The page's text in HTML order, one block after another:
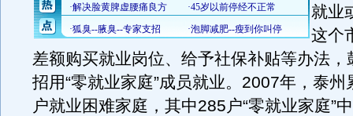
就业
这个
差额购买就业岗位、给予社保补贴等办法，
招用“零就业家庭”成员就业。2007年，泰
户就业困难家庭，其中285户“零就业家庭”